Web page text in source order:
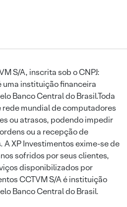
S/A, inscrita sob o CNPJ:
instituição financeira
Banco Central do Brasil.Toda
mundial de computadores
ou atrasos, podendo impedir
ou a recepção de
XP Investimentos exime-se de
sofridos por seus clientes,
disponibilizados por
CCTVM S/A é instituição
Banco Central do Brasil.